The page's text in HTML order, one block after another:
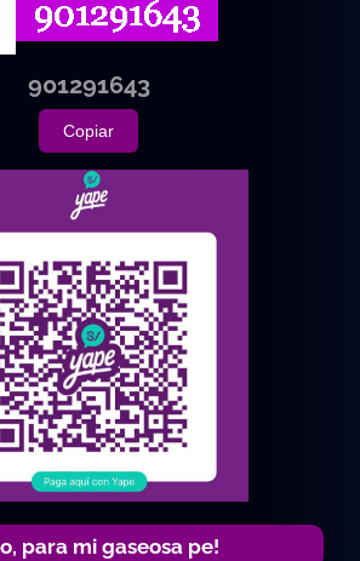
901291643
Copiar
para mi gaseosa pe!